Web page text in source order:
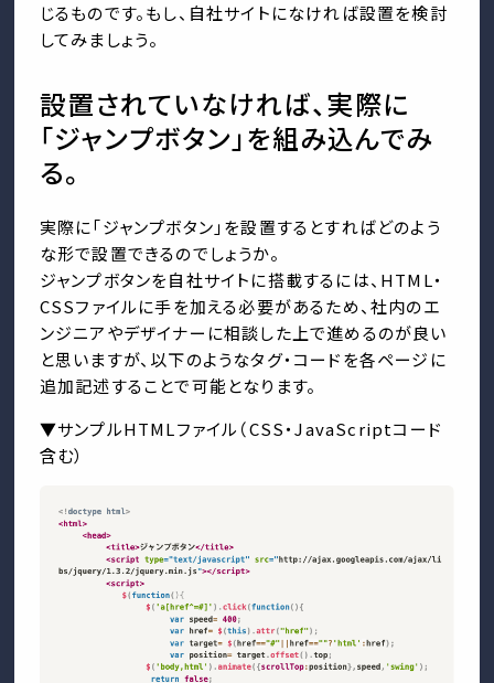
じるものです。もし、自社サイトになければ設置を検討
してみましょう。
設置されていなければ、実際に
「ジャンプボタン」を組み込んでみ
る。
実際に「ジャンプボタン」を設置するとすればどのよう
な形で設置できるのでしょうか。
ジャンプボタンを自社サイトに搭載するには、HTML・
CSSファイルに手を加える必要があるため、社内のエ
ンジニアやデザイナーに相談した上で進めるのが良い
と思いますが、以下のようなタグ・コードを各ページに
追加記述することで可能となります。
▼サンプルHTMLファイル（CSS・JavaScriptコード
含む）